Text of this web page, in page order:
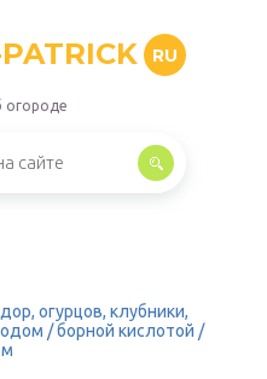
RU
огороде
огурцов, клубники,
/ борной кислотой /